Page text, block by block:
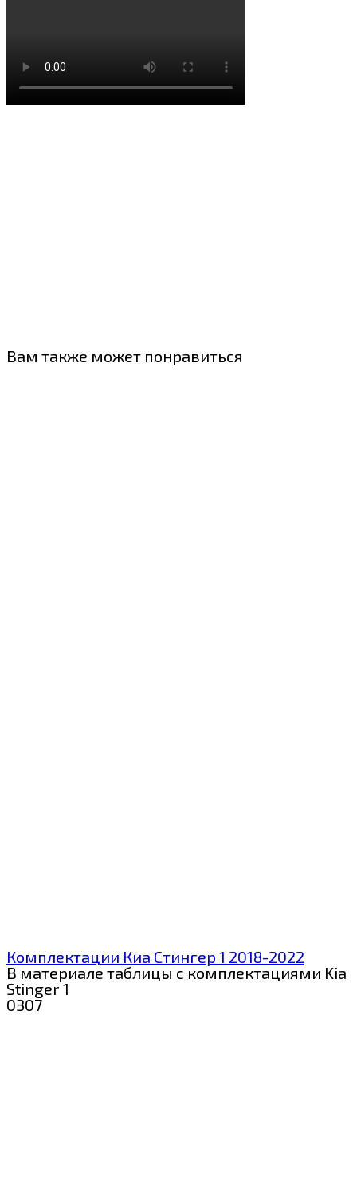
Вам также может понравиться
Комплектации Киа Стингер 1 2018-2022
В материале таблицы с комплектациями Kia
Stinger 1
0307